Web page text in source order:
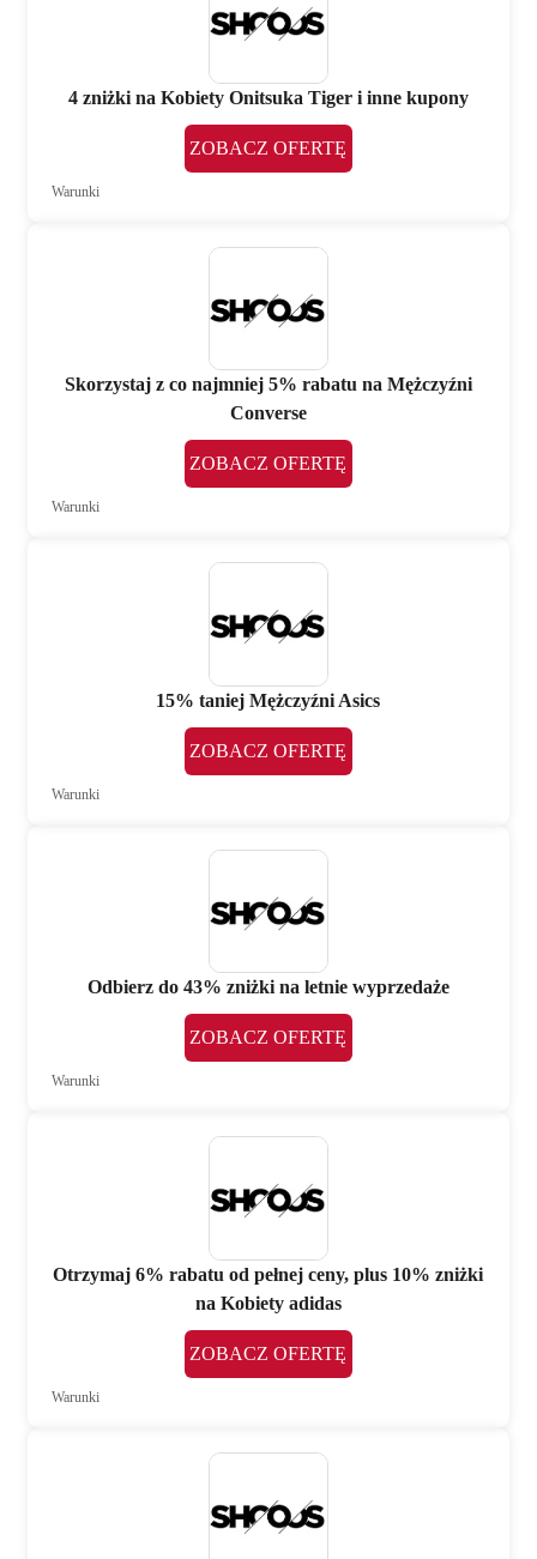
4 zniżki na Kobiety Onitsuka Tiger i inne kupony
ZOBACZ OFERTĘ
Warunki
Skorzystaj z co najmniej 5% rabatu na Mężczyźni
Converse
ZOBACZ OFERTĘ
Warunki
15% taniej Mężczyźni Asics
ZOBACZ OFERTĘ
Warunki
Odbierz do 43% zniżki na letnie wyprzedaże
ZOBACZ OFERTĘ
Warunki
Otrzymaj 6% rabatu od pełnej ceny, plus 10% zniżki
na Kobiety adidas
ZOBACZ OFERTĘ
Warunki